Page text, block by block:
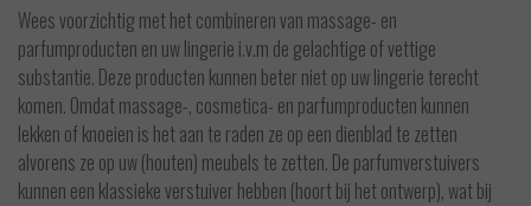
Wees voorzichtig met het combineren van massage- en
parfumproducten en uw lingerie i.v.m de gelachtige of vettige
substantie. Deze producten kunnen beter niet op uw lingerie terecht
komen. Omdat massage-, cosmetica- en parfumproducten kunnen
lekken of knoeien is het aan te raden ze op een dienblad te zetten
alvorens ze op uw (houten) meubels te zetten. De parfumverstuivers
kunnen een klassieke verstuiver hebben (hoort bij het ontwerp), wat bij